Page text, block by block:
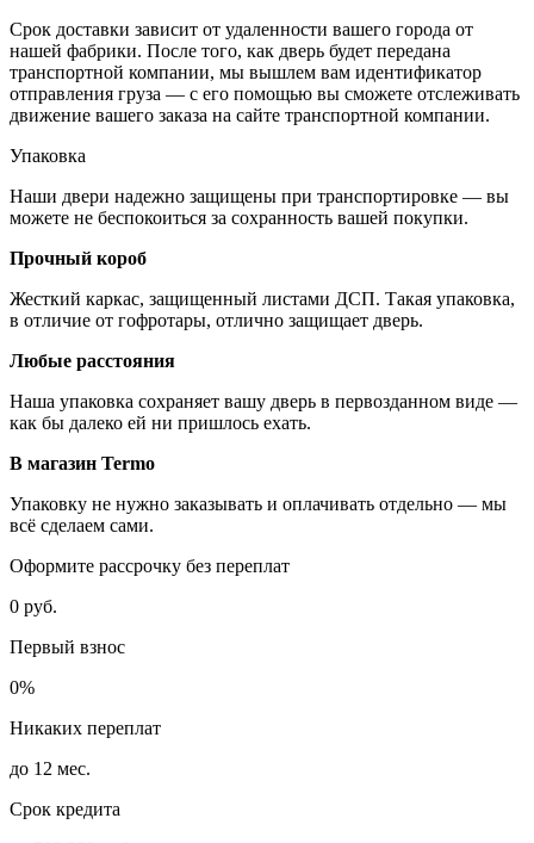
Срок доставки зависит от удаленности вашего города от
нашей фабрики. После того, как дверь будет передана
транспортной компании, мы вышлем вам идентификатор
отправления груза — с его помощью вы сможете отслеживать
движение вашего заказа на сайте транспортной компании.
Упаковка
Наши двери надежно защищены при транспортировке — вы
можете не беспокоиться за сохранность вашей покупки.
Прочный короб
Жесткий каркас, защищенный листами ДСП. Такая упаковка,
в отличие от гофротары, отлично защищает дверь.
Любые расстояния
Наша упаковка сохраняет вашу дверь в первозданном виде —
как бы далеко ей ни пришлось ехать.
В магазин Termo
Упаковку не нужно заказывать и оплачивать отдельно — мы
всё сделаем сами.
Оформите рассрочку без переплат
0 руб.
Первый взнос
0%
Никаких переплат
до 12 мес.
Срок кредита